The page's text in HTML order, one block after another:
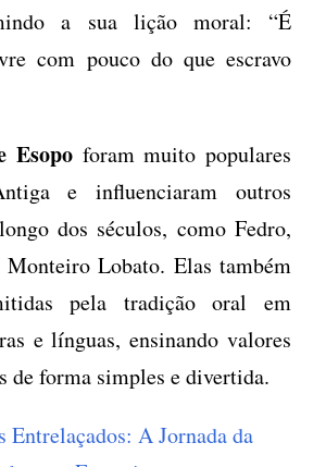
a sua lição moral: “É
com pouco do que escravo
Esopo foram muito populares
e influenciaram outros
dos séculos, como Fedro,
Lobato. Elas também
pela tradição oral em
e línguas, ensinando valores
de forma simples e divertida.
Entrelaçados: A Jornada da